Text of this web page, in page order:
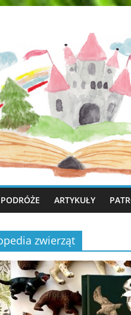
PODRÓŻE ARTYKUŁY
zwierząt